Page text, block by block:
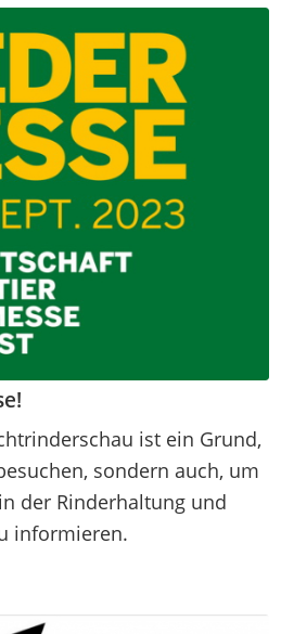
ist ein Grund,
sondern auch, um
der Rinderhaltung und
informieren.